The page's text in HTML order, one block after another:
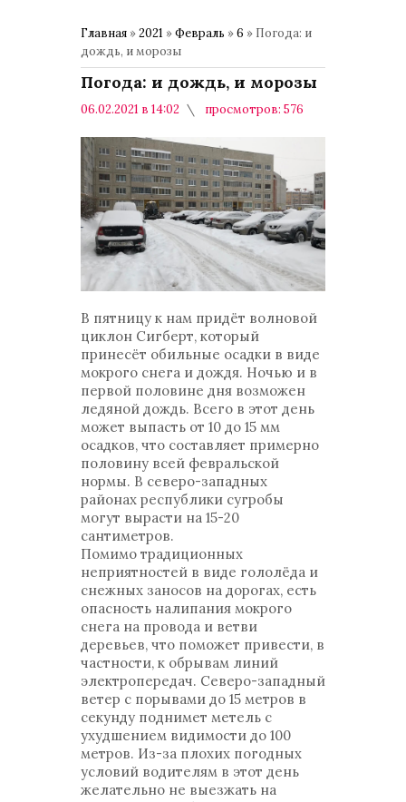
Главная »2021 »Февраль »6 » Погода: и
дождь, и морозы
Погода: и дождь, и морозы
06.02.2021 в 14:02
просмотров: 576
Интересно знать
В пятницу к нам придёт волновой
циклон Сигберт, который
принесёт обильные осадки в виде
мокрого снега и дождя. Ночью и в
первой половине дня возможен
ледяной дождь. Всего в этот день
может выпасть от 10 до 15 мм
осадков, что составляет примерно
половину всей февральской
нормы. В северо-западных
районах республики сугробы
могут вырасти на 15-20
сантиметров.
Помимо традиционных
неприятностей в виде гололёда и
снежных заносов на дорогах, есть
опасность налипания мокрого
снега на провода и ветви
деревьев, что поможет привести, в
частности, к обрывам линий
электропередач. Северо-западный
ветер с порывами до 15 метров в
секунду поднимет метель с
ухудшением видимости до 100
метров. Из-за плохих погодных
условий водителям в этот день
желательно не выезжать на